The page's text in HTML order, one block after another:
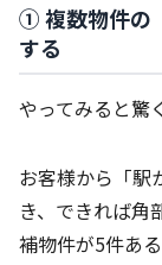
① 複数物件の
する
やってみると驚
お客様から「駅
き、できれば角
補物件が5件あ